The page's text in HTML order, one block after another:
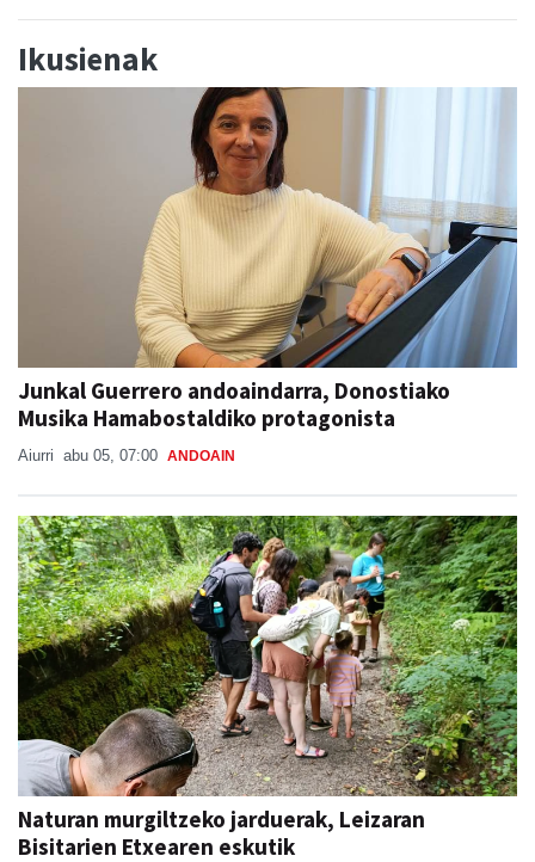
Ikusienak
Junkal Guerrero andoaindarra, Donostiako
Musika Hamabostaldiko protagonista
Aiurri abu 05, 07:00 ANDOAIN
Naturan murgiltzeko jarduerak, Leizaran
Bisitarien Etxearen eskutik